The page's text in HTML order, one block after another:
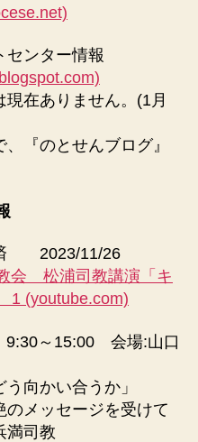
センター情報
在ありません。(1月
『のとせんブログ』
済 2023/11/26
会 松浦司教講演「キ
1 (youtube.com)
9:30～15:00 会場:山口
向かい合うか」
メッセージを受けて
教